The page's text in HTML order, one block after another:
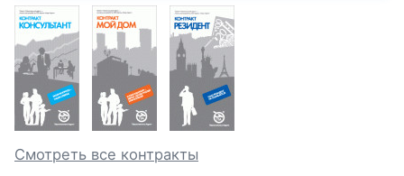
Смотреть все контракты